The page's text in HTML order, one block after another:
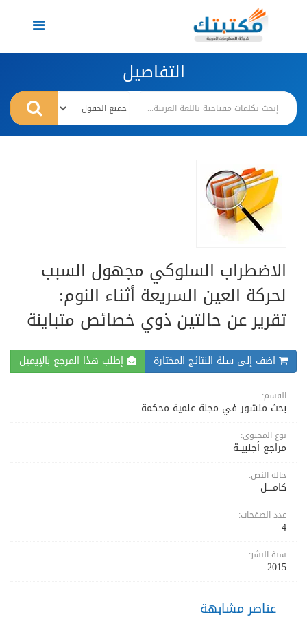
Toggle
navigation
التفاصيل
الاضطراب السلوكي مجهول السبب
لحركة العين السريعة أثناء النوم:
تقرير عن حالتين ذوي خصائص متباينة
اضف إلى سلة النتائج المختارة إطلب هذا المرجع بالإيميل
القسم:
بحث منشور في مجلة علمية محكمة
نوع المحتوى:
مراجع أجنبيــة
حالة النص:
كامــــل
عدد الصفحات:
4
سنة النشر:
2015
عناصر مشابهة